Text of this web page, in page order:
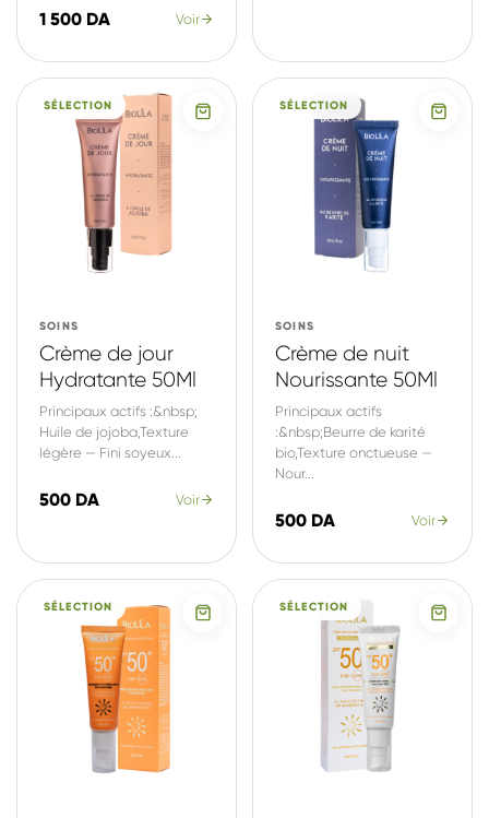
1 500 DA Voir
SÉLECTION
SOINS
Crème de jour
Hydratante 50Ml
Principaux actifs :&nbsp;
Huile de jojoba,Texture
légère — Fini soyeux...
500 DA Voir
SÉLECTION
SOINS
Crème de nuit
Nourissante 50Ml
Principaux actifs
:&nbsp;Beurre de karité
bio,Texture onctueuse —
Nour...
500 DA Voir
SÉLECTION SÉLECTION